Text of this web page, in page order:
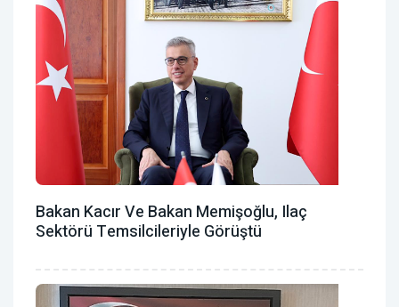
Bakan Kacır Ve Bakan Memişoğlu, Ilaç
Sektörü Temsilcileriyle Görüştü